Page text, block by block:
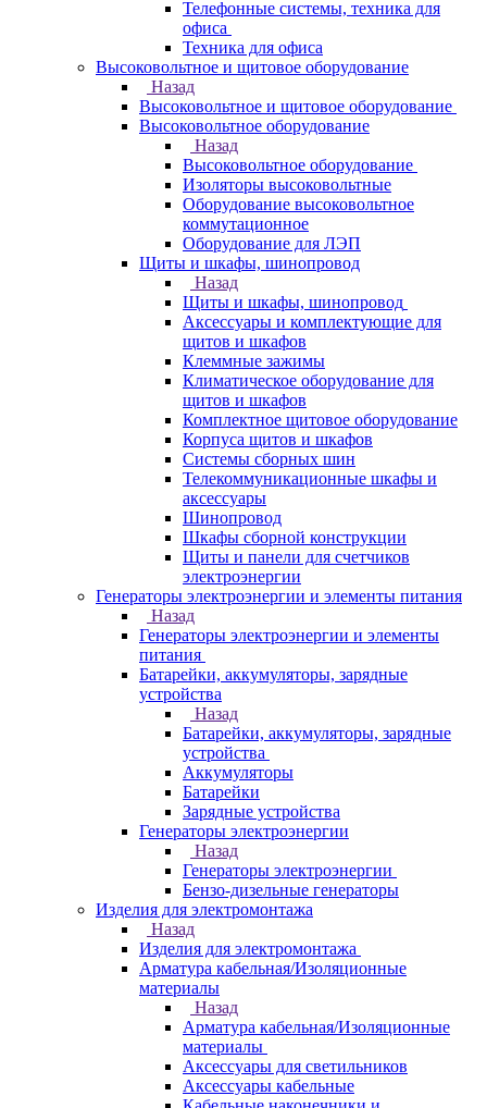
Телефонные системы, техника для
офиса
Техника для офиса
Высоковольтное и щитовое оборудование
Назад
Высоковольтное и щитовое оборудование
Высоковольтное оборудование
Назад
Высоковольтное оборудование
Изоляторы высоковольтные
Оборудование высоковольтное
коммутационное
Оборудование для ЛЭП
Щиты и шкафы, шинопровод
Назад
Щиты и шкафы, шинопровод
Аксессуары и комплектующие для
щитов и шкафов
Клеммные зажимы
Климатическое оборудование для
щитов и шкафов
Комплектное щитовое оборудование
Корпуса щитов и шкафов
Системы сборных шин
Телекоммуникационные шкафы и
аксессуары
Шинопровод
Шкафы сборной конструкции
Щиты и панели для счетчиков
электроэнергии
Генераторы электроэнергии и элементы питания
Назад
Генераторы электроэнергии и элементы
питания
Батарейки, аккумуляторы, зарядные
устройства
Назад
Батарейки, аккумуляторы, зарядные
устройства
Аккумуляторы
Батарейки
Зарядные устройства
Генераторы электроэнергии
Назад
Генераторы электроэнергии
Бензо-дизельные генераторы
Изделия для электромонтажа
Назад
Изделия для электромонтажа
Арматура кабельная/Изоляционные
материалы
Назад
Арматура кабельная/Изоляционные
материалы
Аксессуары для светильников
Аксессуары кабельные